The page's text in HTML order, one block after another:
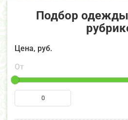
Подбор
Цена, руб.
От